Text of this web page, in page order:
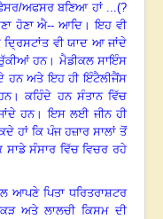
ਅਫਸਰ ਬਣਿਆ ਹਾਂ ...(?
ਹੋਣਾ ਐ-- ਆਦਿ ।ਇਹ ਵੀ
ਵੀ ਯਾਦ ਆ ਜਾਂਦੇ
ਚੁੱਕੀਆਂ ਹਨ। ਮੈਡੀਕਲ ਸਾਇੰਸ
ਹਨ ਅਤੇ ਇਹ ਹੀ ਇੰਟੈਲੀਜੈਂਸ
।ਕਹਿੰਦੇ ਹਨ ਸੰਤਾਨ ਵਿੱਚ
ਹਨ।ਇਸ ਲਈ ਜੀਨ ਹੀ
ਹਾਂ ਕਿ ਪੰਜ ਹਜ਼ਾਰ ਸਾਲਾਂ ਤੋਂ
ਸੰਸਾਰ ਵਿੱਚ ਵਿਚਰ ਰਹੇ
ਆਪਣੇ ਪਿਤਾ ਧਰਿਤਰਾਸ਼ਟਰ
ਅਤੇ ਲਾਲਚੀ ਕਿਸਮ ਦੀ